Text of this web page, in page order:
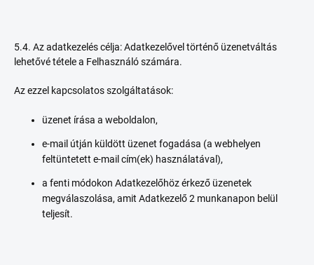
5.4. Az adatkezelés célja: Adatkezelővel történő üzenetváltás
lehetővé tétele a Felhasználó számára.
Az ezzel kapcsolatos szolgáltatások:
üzenet írása a weboldalon,
e-mail útján küldött üzenet fogadása (a webhelyen
feltüntetett e-mail cím(ek) használatával),
a fenti módokon Adatkezelőhöz érkező üzenetek
megválaszolása, amit Adatkezelő 2 munkanapon belül
teljesít.